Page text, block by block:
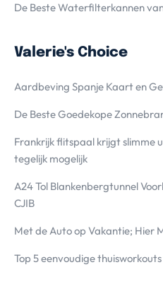
De Beste Waterfilterkannen
Valerie's Choice
Aardbeving Spanje Kaart en
De Beste Goedekope
Frankrijk flitspaal krijgt slimme
tegelijk mogelijk
A24 Tol Blankenbergtunnel
CJIB
Met de Auto op Vakantie; Hier
Top 5 eenvoudige